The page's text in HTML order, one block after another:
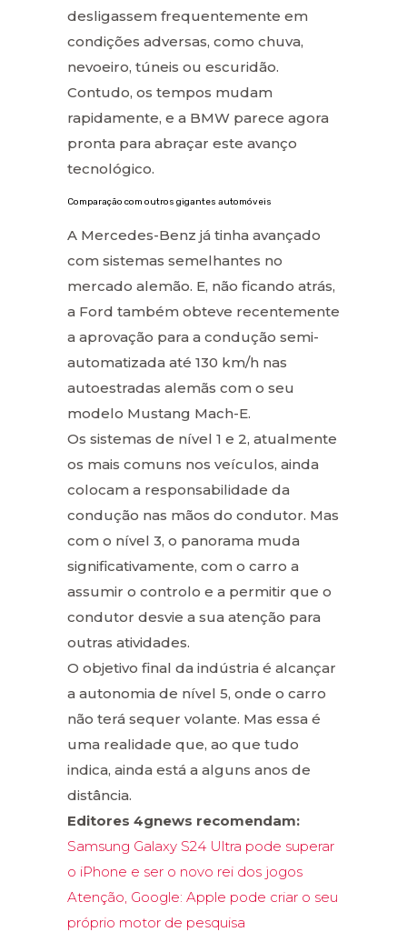
desligassem frequentemente em
condições adversas, como chuva,
nevoeiro, túneis ou escuridão.
Contudo, os tempos mudam
rapidamente, e a BMW parece agora
pronta para abraçar este avanço
tecnológico.
Comparação com outros gigantes automóveis
A Mercedes-Benz já tinha avançado
com sistemas semelhantes no
mercado alemão. E, não ficando atrás,
a Ford também obteve recentemente
a aprovação para a condução semi-
automatizada até 130 km/h nas
autoestradas alemãs com o seu
modelo Mustang Mach-E.
Os sistemas de nível 1 e 2, atualmente
os mais comuns nos veículos, ainda
colocam a responsabilidade da
condução nas mãos do condutor. Mas
com o nível 3, o panorama muda
significativamente, com o carro a
assumir o controlo e a permitir que o
condutor desvie a sua atenção para
outras atividades.
O objetivo final da indústria é alcançar
a autonomia de nível 5, onde o carro
não terá sequer volante. Mas essa é
uma realidade que, ao que tudo
indica, ainda está a alguns anos de
distância.
Editores 4gnews recomendam:
Samsung Galaxy S24 Ultra pode superar
o iPhone e ser o novo rei dos jogos
Atenção, Google: Apple pode criar o seu
próprio motor de pesquisa